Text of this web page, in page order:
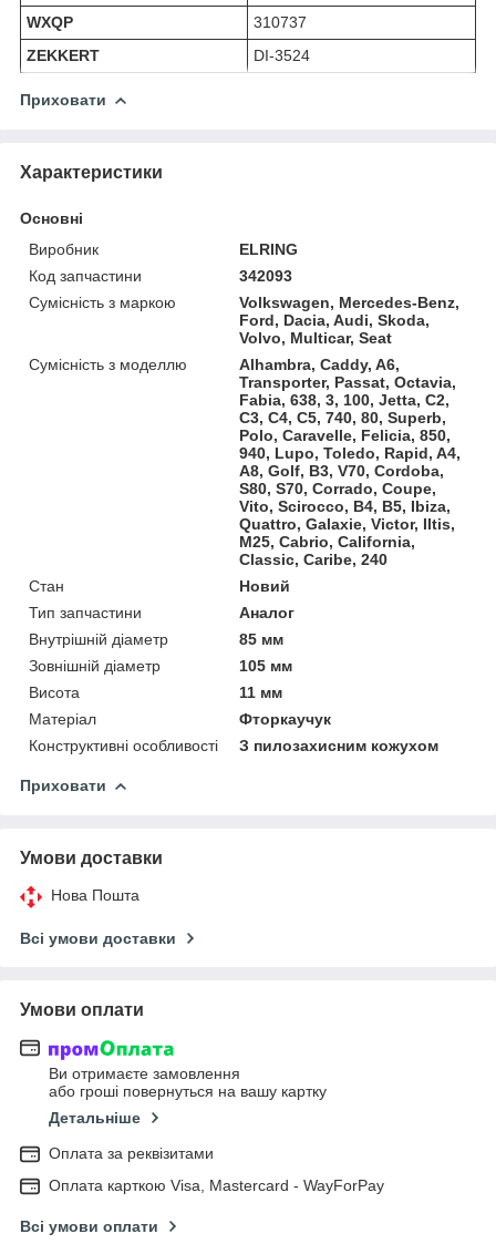
WXQP
310737
ZEKKERT
DI-3524
Приховати
Характеристики
Основні
Виробник
ELRING
Код запчастини
342093
Сумісність з маркою
Volkswagen, Mercedes-Benz,
Ford, Dacia, Audi, Skoda,
Volvo, Multicar, Seat
Сумісність з моделлю
Alhambra, Caddy, A6,
Transporter, Passat, Octavia,
Fabia, 638, 3, 100, Jetta, C2,
C3, C4, C5, 740, 80, Superb,
Polo, Caravelle, Felicia, 850,
940, Lupo, Toledo, Rapid, A4,
A8, Golf, B3, V70, Cordoba,
S80, S70, Corrado, Coupe,
Vito, Scirocco, B4, B5, Ibiza,
Quattro, Galaxie, Victor, Iltis,
M25, Cabrio, California,
Classic, Caribe, 240
Стан
Новий
Тип запчастини
Аналог
Внутрішній діаметр
85 мм
Зовнішній діаметр
105 мм
Висота
11 мм
Матеріал
Фторкаучук
Конструктивні особливості
З пилозахисним кожухом
Приховати
Умови доставки
Нова Пошта
Всі умови доставки
Умови оплати
Ви отримаєте замовлення
або гроші повернуться на вашу картку
Детальніше
Оплата за реквізитами
Оплата карткою Visa, Mastercard - WayForPay
Всі умови оплати